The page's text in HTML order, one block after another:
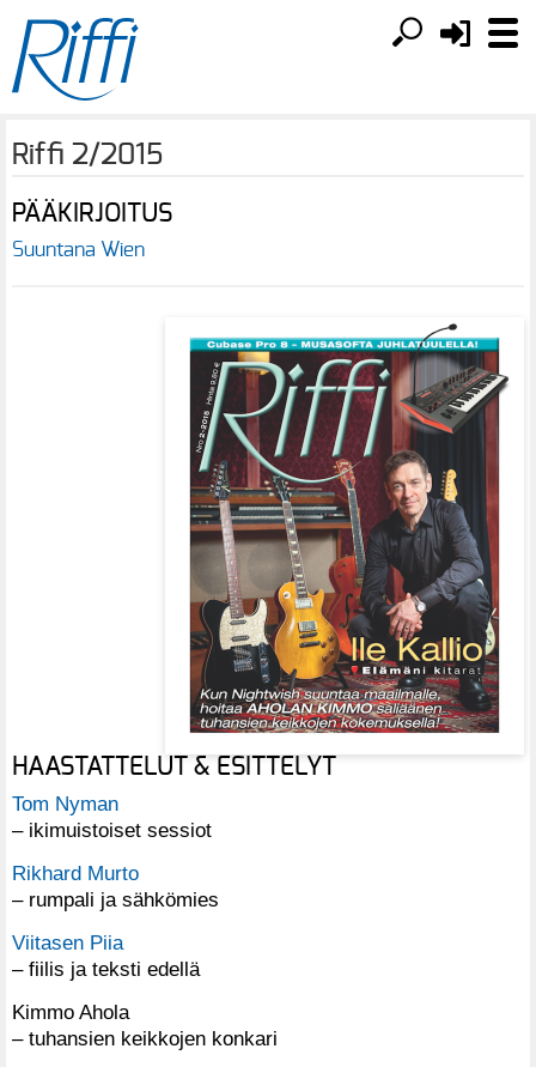
Riffi 2/2015
PÄÄKIRJOITUS
Suuntana Wien
HAASTATTELUT & ESITTELYT
Tom Nyman
– ikimuistoiset sessiot
Rikhard Murto
– rumpali ja sähkömies
Viitasen Piia
– fiilis ja teksti edellä
Kimmo Ahola
– tuhansien keikkojen konkari